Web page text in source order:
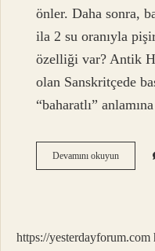
önler. Daha sonra,
ila 2 su oranıyla
özelliği var? Antik
olan Sanskritçede
“baharatlı”
Devamını okuyunBasmati
Pirinç
https://yesterdayforum.com